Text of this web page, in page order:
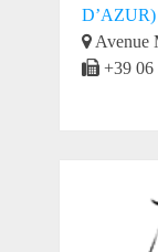
D’AZUR)
Avenue
+39 06